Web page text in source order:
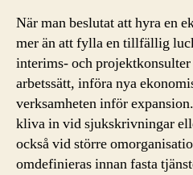
När man beslutat att hyra en
mer än att fylla en tillfällig
interims- och
arbetssätt, införa nya
verksamheten inför
kliva in vid sjukskrivningar
också vid större
omdefinieras innan fasta